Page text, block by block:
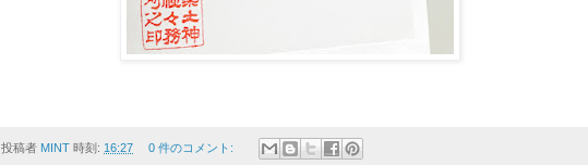
投稿者 MINT 時刻: 16:27 0 件のコメント: